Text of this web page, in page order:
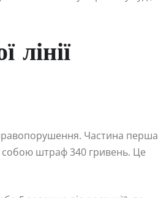
лінії
правопорушення. Частина перша
собою штраф 340 гривень. Це